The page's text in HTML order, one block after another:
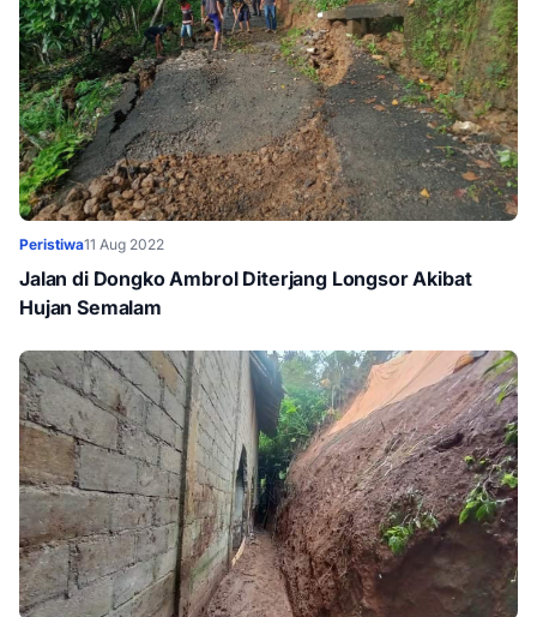
Peristiwa11 Aug 2022
Jalan di Dongko Ambrol Diterjang Longsor Akibat
Hujan Semalam